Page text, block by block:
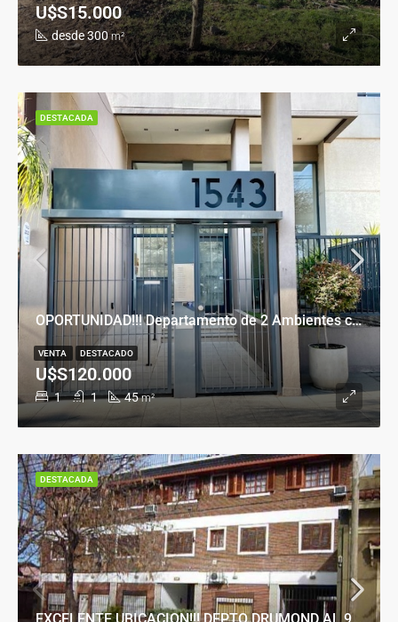
desde 300 m²
U$S15.000
OPORTUNIDAD!!! Departamento de 2 Ambientes con Cochera en Banfield Este
1 1 45 m²
U$S120.000
VENTA DESTACADO
DESTACADA
DESTACADA